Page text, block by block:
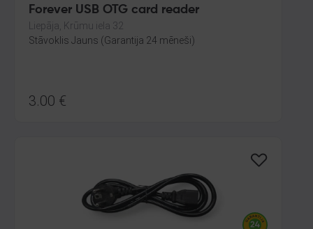
Forever USB OTG card reader
Liepāja, Krūmu iela 32
Stāvoklis Jauns (Garantija 24 mēneši)
3.00 €